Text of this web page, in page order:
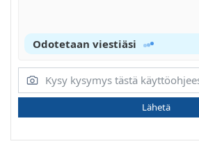
Odotetaan viestiäsi
Lähetä